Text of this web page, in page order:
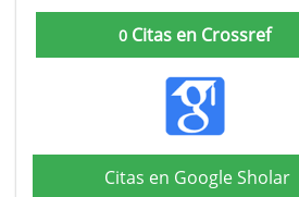
0 Citas en Crossref
Citas en Google Sholar